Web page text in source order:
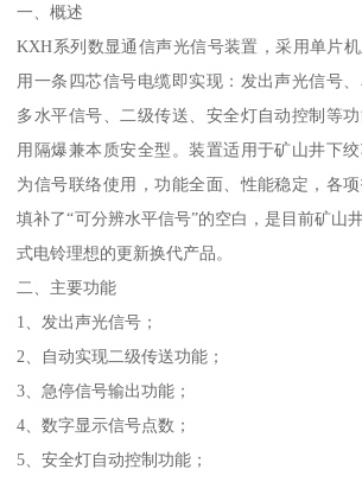
一、概述
KXH系列数显通信声光信号装置，采用单片
用一条四芯信号电缆即实现：发出声光信号
多水平信号、二级传送、安全灯自动控制等
用隔爆兼本质安全型。装置适用于矿山井下
为信号联络使用，功能全面、性能稳定，各
填补了“可分辨水平信号”的空白，是目前矿山
式电铃理想的更新换代产品。
二、主要功能
1、发出声光信号；
2、自动实现二级传送功能；
3、急停信号输出功能；
4、数字显示信号点数；
5、安全灯自动控制功能；